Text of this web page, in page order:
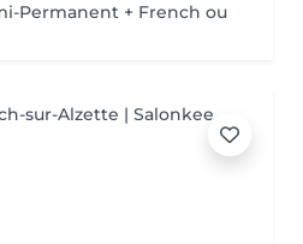
Permanent + French ou